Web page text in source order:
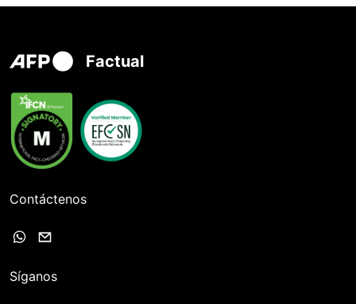
Factual
Contáctenos
Síganos